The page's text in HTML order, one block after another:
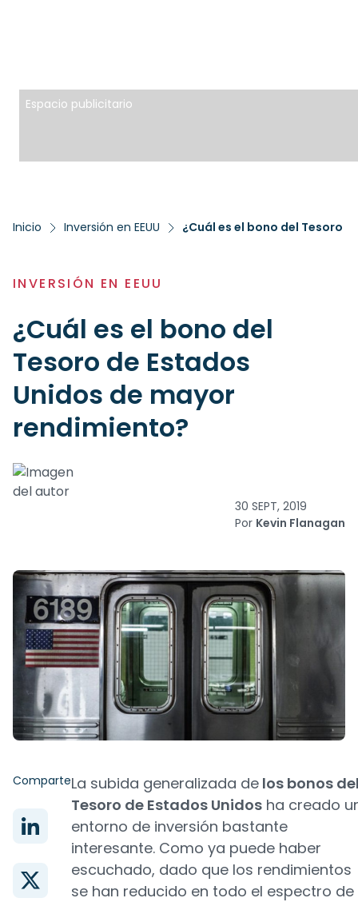
Espacio publicitario
Inicio Inversión en EEUU ¿Cuál es el bono del Tesoro
INVERSIÓN EN EEUU
¿Cuál es el bono del
Tesoro de Estados
Unidos de mayor
rendimiento?
30 SEPT, 2019
Por Kevin Flanagan
ComparteLa subida generalizada de los bonos
Tesoro de Estados Unidos ha creado
entorno de inversión bastante
interesante. Como ya puede haber
escuchado, dado que los rendimientos
se han reducido en todo el espectro de